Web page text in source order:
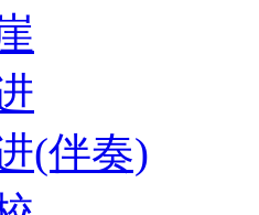
(伴奏)